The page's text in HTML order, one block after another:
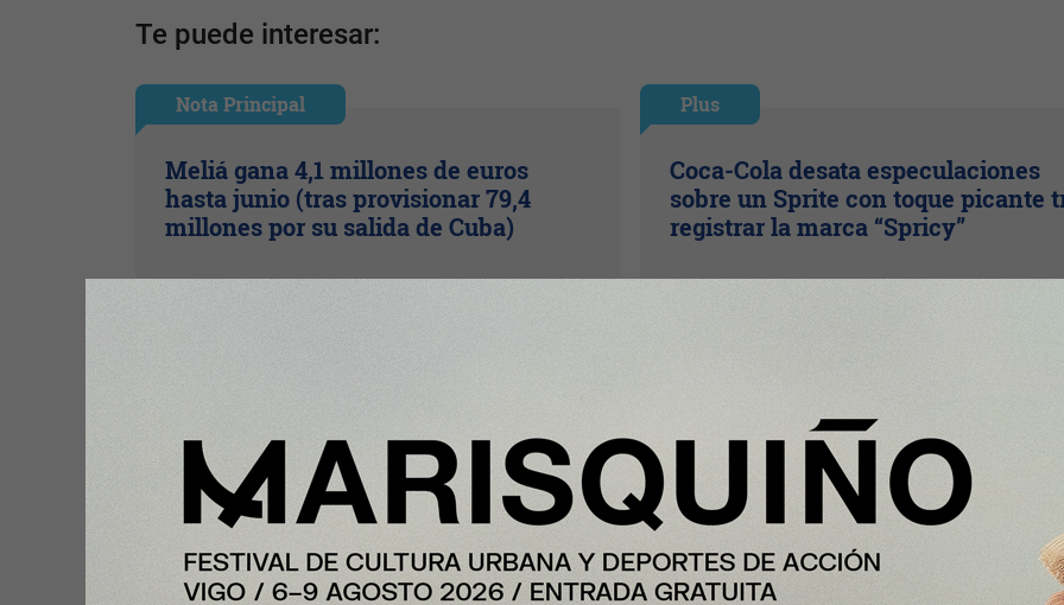
Te puede interesar:
Nota Principal
Meliá gana 4,1 millones de euros
hasta junio (tras provisionar 79,4
millones por su salida de Cuba)
Plus
Coca-Cola desata especulaciones
sobre un Sprite con toque picante
registrar la marca “Spricy”